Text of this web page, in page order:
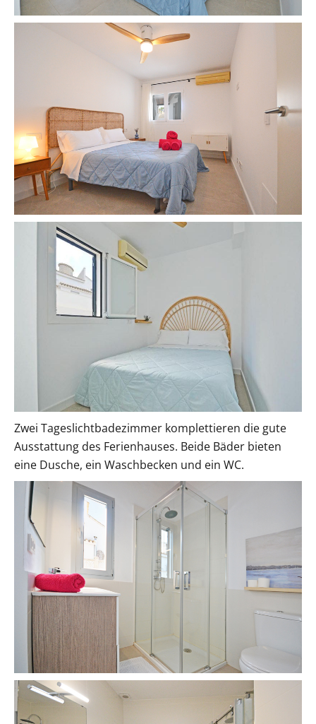
Zwei Tageslichtbadezimmer komplettieren die gute
Ausstattung des Ferienhauses. Beide Bäder bieten
eine Dusche, ein Waschbecken und ein WC.